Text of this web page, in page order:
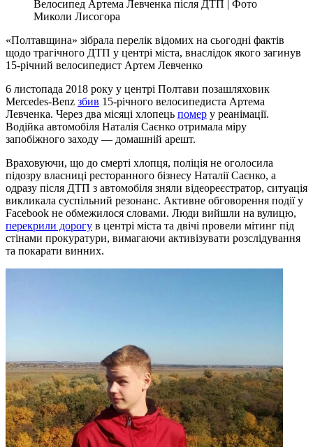
Велосипед Артема Левченка після ДТП | Фото
Миколи Лисогора
«Полтавщина» зібрала перелік відомих на сьогодні фактів
щодо трагічного ДТП у центрі міста, внаслідок якого загинув
15-річний велосипедист Артем Левченко
6 листопада 2018 року у центрі Полтави позашляховик
Mercedes-Benz збив 15-річного велосипедиста Артема
Левченка. Через два місяці хлопець помер у реанімації.
Водійка автомобіля Наталія Саєнко отримала міру
запобіжного заходу — домашній арешт.
Враховуючи, що до смерті хлопця, поліція не оголосила
підозру власниці ресторанного бізнесу Наталії Саєнко, а
одразу після ДТП з автомобіля зняли відеореєстратор, ситуація
викликала суспільний резонанс. Активне обговорення події у
Facebook не обмежилося словами. Люди вийшли на вулицю,
перекрили дорогу в центрі міста та двічі провели мітинг під
стінами прокуратури, вимагаючи активізувати розслідування
та покарати винних.